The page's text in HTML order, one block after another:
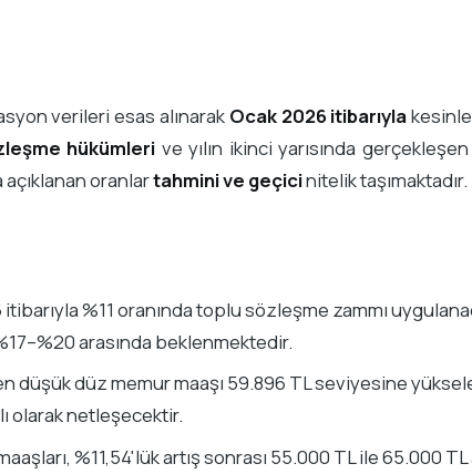
verileri esas alınarak Ocak 2026 itibarıyla
hükümleri ve yılın ikinci yarısında gerçekleşen
oranlartahmini ve geçicinitelik taşımaktadır.
%11 oranında toplu sözleşme zammı
arasında beklenmektedir.
düşük düz memur maaşı 59.896 TL seviyesine
olarak netleşecektir.
%11,54'lük artış sonrası 55.000 TL ile 65.000 TL